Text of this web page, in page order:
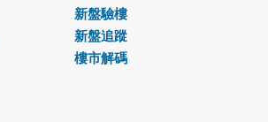
新盤驗樓
新盤追蹤
樓市解碼